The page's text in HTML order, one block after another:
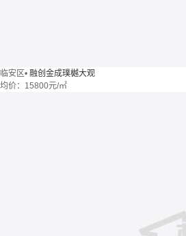
临安区• 融创金成璞樾大观
均价： 15800元/㎡